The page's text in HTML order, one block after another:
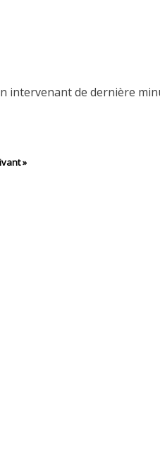
intervenant de dernière
»